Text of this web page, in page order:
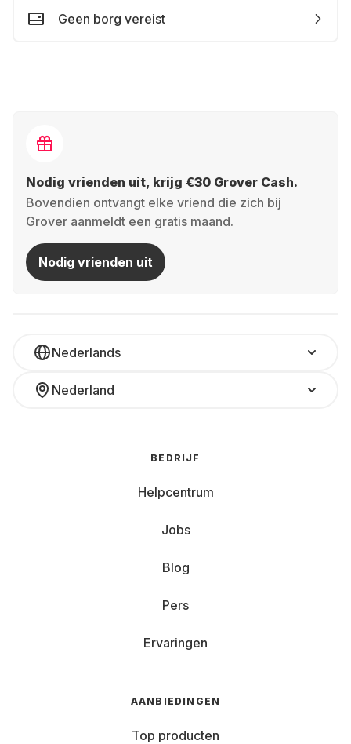
Geen borg vereist
Nodig vrienden uit, krijg €30 Grover Cash.
Bovendien ontvangt elke vriend die zich bij
Grover aanmeldt een gratis maand.
Nodig vrienden uit
Nederlands
Nederland
BEDRIJF
Helpcentrum
Jobs
Blog
Pers
Ervaringen
AANBIEDINGEN
Top producten